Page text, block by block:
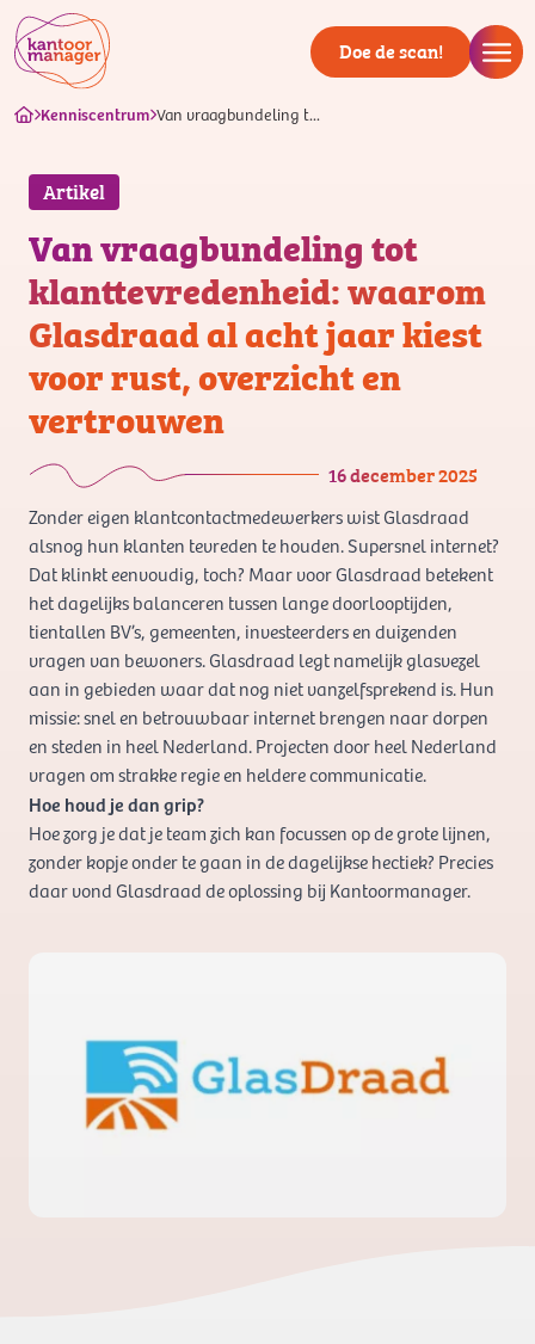
Doe de scan!
Kenniscentrum Van vraagbundeling t...
Artikel
Van vraagbundeling tot
klanttevredenheid: waarom
Glasdraad al acht jaar kiest
voor rust, overzicht en
vertrouwen
16 december 2025
Zonder eigen klantcontactmedewerkers wist Glasdraad
alsnog hun klanten tevreden te houden. Supersnel internet?
Dat klinkt eenvoudig, toch? Maar voor Glasdraad betekent
het dagelijks balanceren tussen lange doorlooptijden,
tientallen BV’s, gemeenten, investeerders en duizenden
vragen van bewoners. Glasdraad legt namelijk glasvezel
aan in gebieden waar dat nog niet vanzelfsprekend is. Hun
missie: snel en betrouwbaar internet brengen naar dorpen
en steden in heel Nederland. Projecten door heel Nederland
vragen om strakke regie en heldere communicatie.
Hoe houd je dan grip?
Hoe zorg je dat je team zich kan focussen op de grote lijnen,
zonder kopje onder te gaan in de dagelijkse hectiek? Precies
daar vond Glasdraad de oplossing bij Kantoormanager.